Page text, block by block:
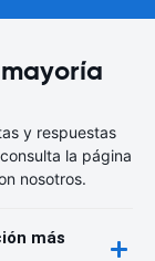
y respuestas
la página
nosotros.
más